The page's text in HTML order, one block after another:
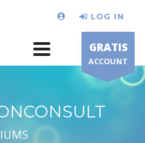
LOG IN
GRATIS
ACCOUNT